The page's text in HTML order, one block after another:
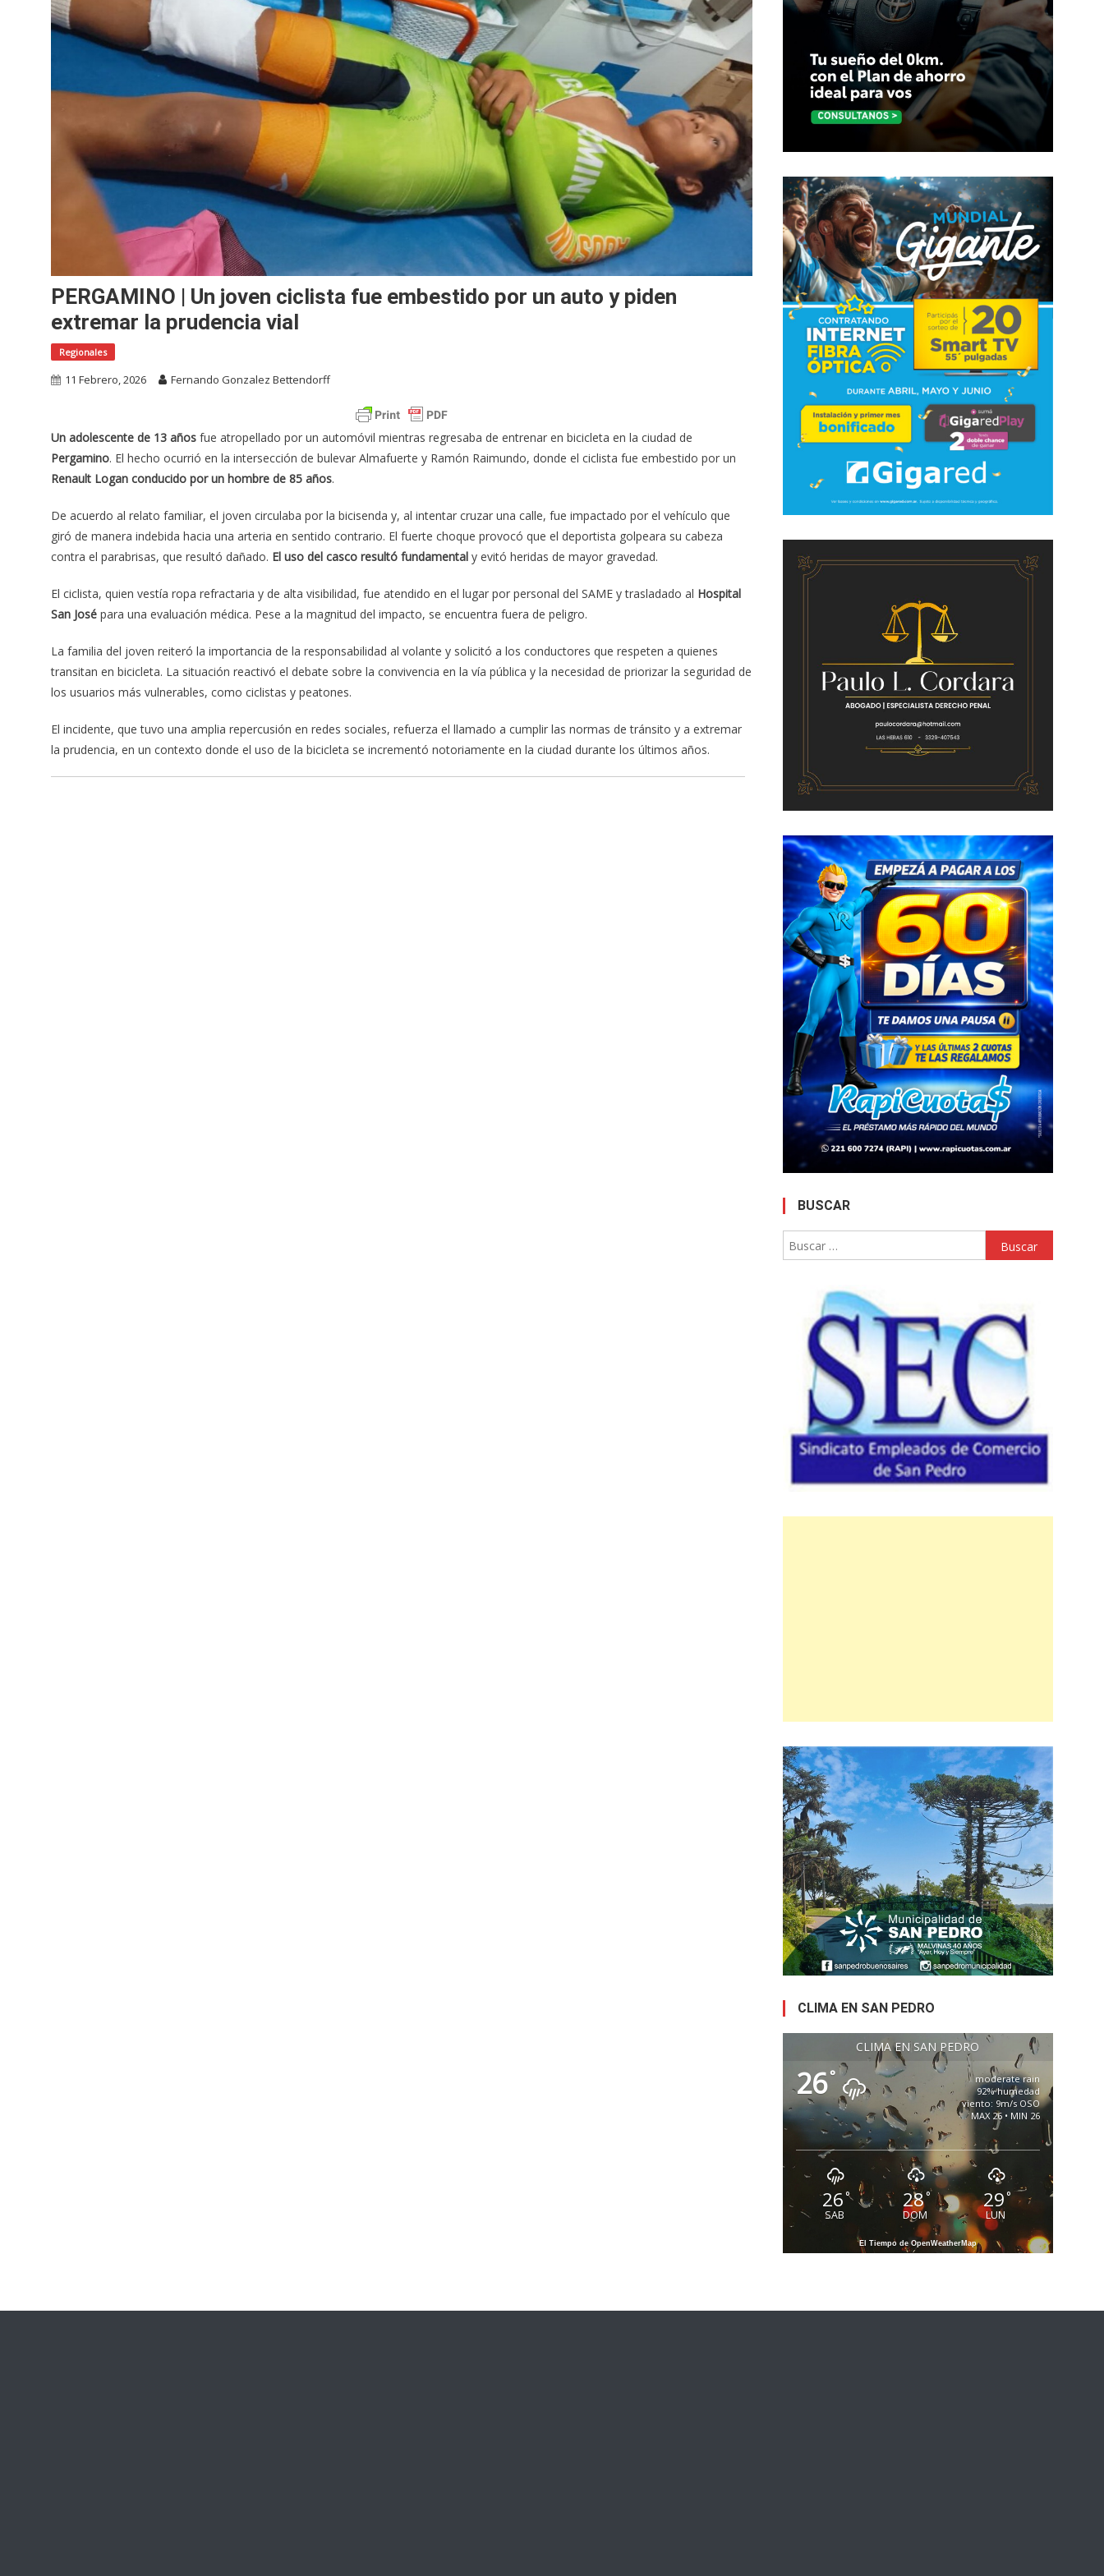
PERGAMINO | Un joven ciclista fue embestido por un auto y piden
extremar la prudencia vial
Regionales
11 Febrero, 2026 Fernando Gonzalez Bettendorff
Un adolescente de 13 años fue atropellado por un automóvil mientras regresaba de entrenar en bicicleta en la ciudad de
Pergamino. El hecho ocurrió en la intersección de bulevar Almafuerte y Ramón Raimundo, donde el ciclista fue embestido por un
Renault Logan conducido por un hombre de 85 años.
De acuerdo al relato familiar, el joven circulaba por la bicisenda y, al intentar cruzar una calle, fue impactado por el vehículo que
giró de manera indebida hacia una arteria en sentido contrario. El fuerte choque provocó que el deportista golpeara su cabeza
contra el parabrisas, que resultó dañado. El uso del casco resultó fundamental y evitó heridas de mayor gravedad.
El ciclista, quien vestía ropa refractaria y de alta visibilidad, fue atendido en el lugar por personal del SAME y trasladado al Hospital
San José para una evaluación médica. Pese a la magnitud del impacto, se encuentra fuera de peligro.
La familia del joven reiteró la importancia de la responsabilidad al volante y solicitó a los conductores que respeten a quienes
transitan en bicicleta. La situación reactivó el debate sobre la convivencia en la vía pública y la necesidad de priorizar la seguridad de
los usuarios más vulnerables, como ciclistas y peatones.
El incidente, que tuvo una amplia repercusión en redes sociales, refuerza el llamado a cumplir las normas de tránsito y a extremar
la prudencia, en un contexto donde el uso de la bicicleta se incrementó notoriamente en la ciudad durante los últimos años.
BUSCAR
Buscar:
CLIMA EN SAN PEDRO
CLIMA EN SAN PEDRO
26°
moderate rain
92% humedad
viento: 9m/s OSO
MAX 26 • MIN 26
26°
SAB
28°
DOM
29°
LUN
El Tiempo de OpenWeatherMap